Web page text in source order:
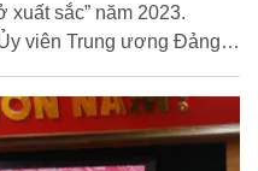
sắc” năm 2023.
viên Trung ương Đảng,
biểu tại buổi lễ.